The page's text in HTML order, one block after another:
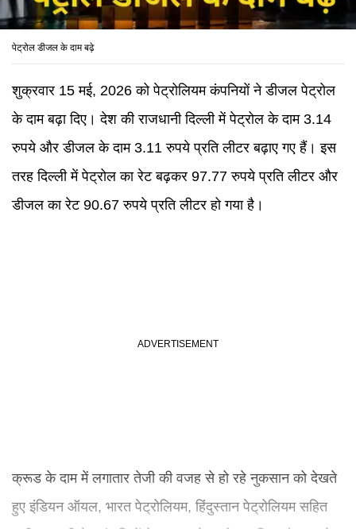
पेट्रोल डीजल के दाम बढ़े
शुक्रवार 15 मई, 2026 को पेट्रोलियम कंपनियों ने डीजल पेट्रोल
के दाम बढ़ा दिए। देश की राजधानी दिल्ली में पेट्रोल के दाम 3.14
रुपये और डीजल के दाम 3.11 रुपये प्रति लीटर बढ़ाए गए हैं। इस
तरह दिल्ली में पेट्रोल का रेट बढ़कर 97.77 रुपये प्रति लीटर और
डीजल का रेट 90.67 रुपये प्रति लीटर हो गया है।
क्रूड के दाम में लगातार तेजी की वजह से हो रहे नुकसान को देखते
हुए इंडियन ऑयल, भारत पेट्रोलियम, हिंदुस्तान पेट्रोलियम सहित